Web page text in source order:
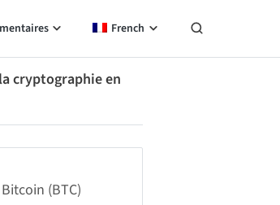
French
cryptographie en
Bitcoin (BTC)